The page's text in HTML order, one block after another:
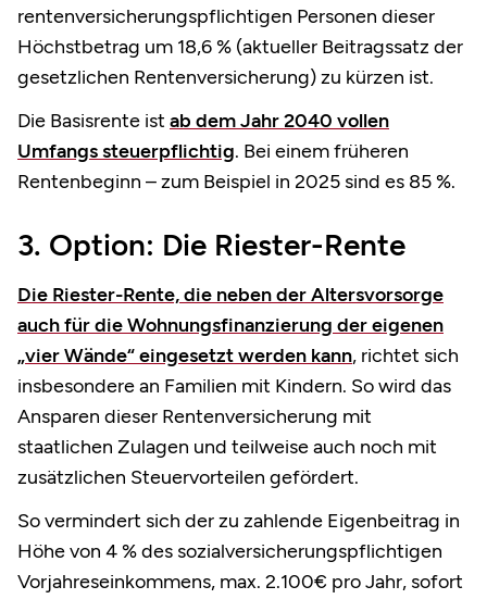
rentenversicherungspflichtigen Personen dieser
Höchstbetrag um 18,6 % (aktueller Beitragssatz der
gesetzlichen Rentenversicherung) zu kürzen ist.
Die Basisrente ist ab dem Jahr 2040 vollen
Umfangs steuerpflichtig. Bei einem früheren
Rentenbeginn – zum Beispiel in 2025 sind es 85 %.
3. Option: Die Riester-Rente
Die Riester-Rente, die neben der Altersvorsorge
auch für die Wohnungsfinanzierung der eigenen
„vier Wände“ eingesetzt werden kann, richtet sich
insbesondere an Familien mit Kindern. So wird das
Ansparen dieser Rentenversicherung mit
staatlichen Zulagen und teilweise auch noch mit
zusätzlichen Steuervorteilen gefördert.
So vermindert sich der zu zahlende Eigenbeitrag in
Höhe von 4 % des sozialversicherungspflichtigen
Vorjahreseinkommens, max. 2.100€ pro Jahr, sofort